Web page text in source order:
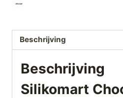
Beschrijving
Beschrijving
Silikomart